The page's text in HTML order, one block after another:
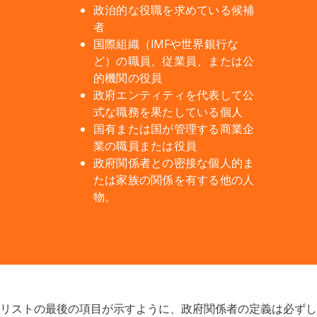
政治的な役職を求めている候補
者
国際組織（IMFや世界銀行な
ど）の職員、従業員、または公
的機関の役員
政府エンティティを代表して公
式な職務を果たしている個人
国有または国が管理する商業企
業の職員または役員
政府関係者との密接な個人的ま
たは家族の関係を有する他の人
物。
リストの最後の項目が示すように、政府関係者の定義は必ずし